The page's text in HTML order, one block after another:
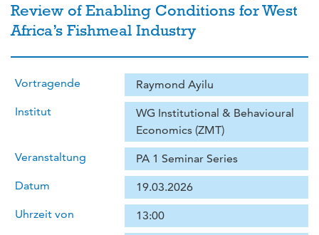
Review of Enabling Conditions for West
Africa’s Fishmeal Industry
Vortragende
Raymond Ayilu
Institut
WG Institutional & Behavioural
Economics (ZMT)
Veranstaltung
PA 1 Seminar Series
Datum
19.03.2026
Uhrzeit von
13:00